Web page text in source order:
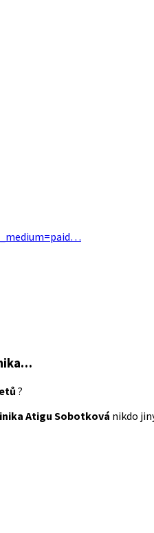
?
Atigu Sobotková nikdo